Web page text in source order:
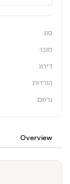
Overview
סוג
מוכר
דירוג
הורדות
נרשם